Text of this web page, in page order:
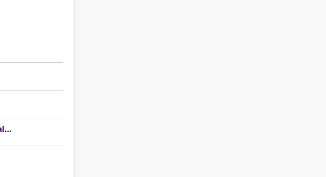
Lowongan Kerja PT Injoy Boga Indonesia (Distributor Es Krim Aice Palembang)